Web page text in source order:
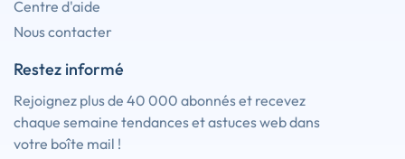
Centre d'aide
Nous contacter
Restez informé
Rejoignez plus de 40 000 abonnés et recevez
chaque semaine tendances et astuces web dans
votre boîte mail !